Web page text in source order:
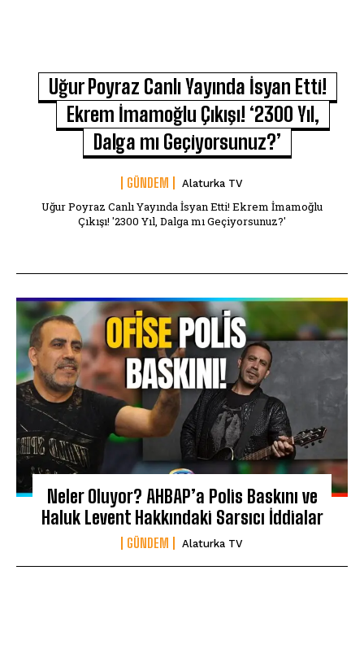
Uğur Poyraz Canlı Yayında İsyan Etti!
Ekrem İmamoğlu Çıkışı! ‘2300 Yıl,
Dalga mı Geçiyorsunuz?’
GÜNDEM Alaturka TV
Uğur Poyraz Canlı Yayında İsyan Etti! Ekrem İmamoğlu
Çıkışı! '2300 Yıl, Dalga mı Geçiyorsunuz?'
Neler Oluyor? AHBAP’a Polis Baskını ve
Haluk Levent Hakkındaki Sarsıcı İddialar
GÜNDEM Alaturka TV